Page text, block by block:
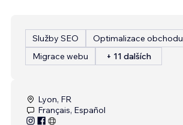
Služby SEO
Optimalizace obchodu
Migrace webu
+ 11 dalších
Lyon, FR
Français, Español